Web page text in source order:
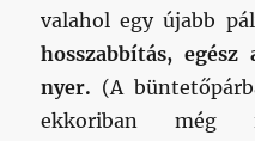
valahol egy újabb
hosszabbítás,
nyer. (A
ekkoriban még